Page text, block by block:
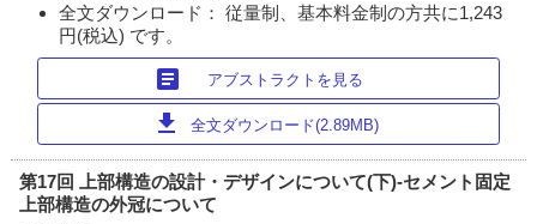
全文ダウンロード： 従量制、基本料金制の方共に1,243
円(税込) です。
article アブストラクトを見る
download 全文ダウンロード(2.89MB)
第17回 上部構造の設計・デザインについて(下)-セメント固定
上部構造の外冠について